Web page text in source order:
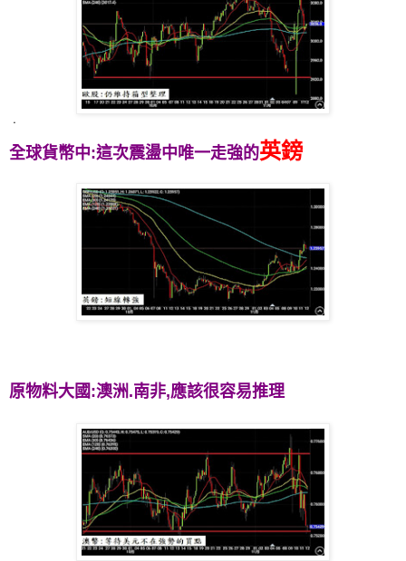
˙
全球貨幣中:這次震盪中唯一走強的英鎊
原物料大國:澳洲.南非,應該很容易推理